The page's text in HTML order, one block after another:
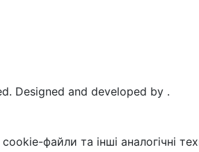
Designed and developed by .
файли та інші аналогічні